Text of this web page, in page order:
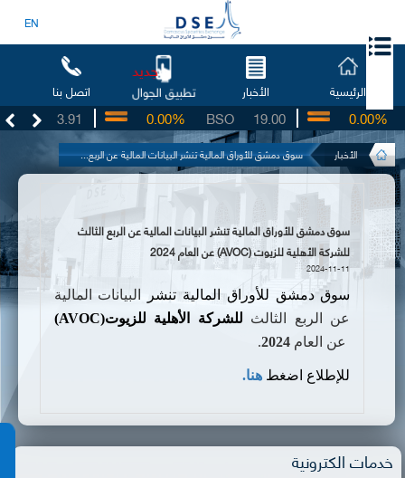
EN
الرئيسية الأخبار تطبيق الجوال
جديد
اتصل بنا
3.91
UG 19.00
BSO
0.00% 0.00%
الأخبار سوق دمشق للأوراق المالية تنشر البيانات المالية عن الربع...
سوق دمشق للأوراق المالية تنشر البيانات المالية عن الربع الثالث
للشركة الأهلية للزيوت (AVOC) عن العام 2024
2024-11-11
سوق دمشق للأوراق المالية تنشر
البيانات المالية
عن الربع الثالث للشركة الأهلية للزيوت(AVOC)
عن العام 2024
.
للإطلاع اضغط هنا.
خدمات الكترونية